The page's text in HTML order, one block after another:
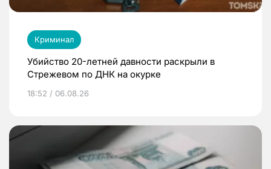
Криминал
Убийство 20-летней давности раскрыли в
Стрежевом по ДНК на окурке
18:52 / 06.08.26